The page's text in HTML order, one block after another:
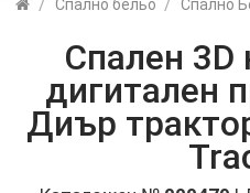
Спално бельо Спално
Спален 3D
дигитален
Диър